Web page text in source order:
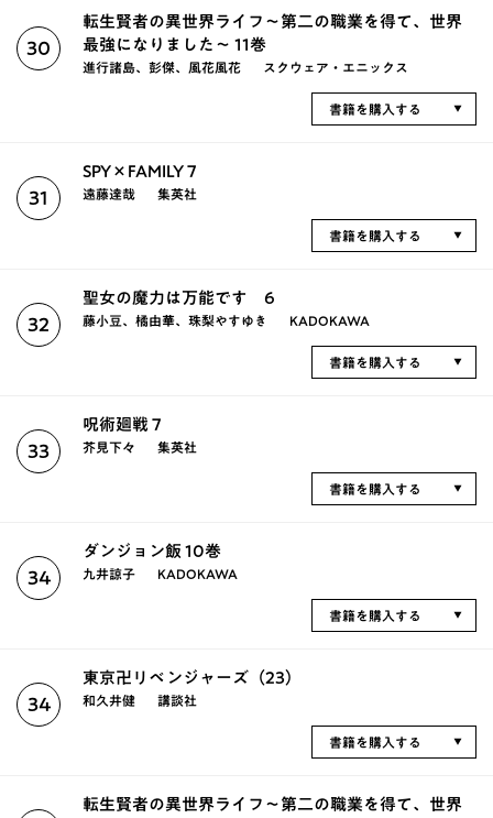
30
転生賢者の異世界ライフ～第二の職業を得て、世界
最強になりました～ 11巻
進行諸島、彭傑、風花風花 スクウェア・エニックス
書籍を購入する
31
SPY×FAMILY 7
遠藤達哉 集英社
書籍を購入する
32
聖女の魔力は万能です 6
藤小豆、橘由華、珠梨やすゆき KADOKAWA
書籍を購入する
33
呪術廻戦 7
芥見下々 集英社
書籍を購入する
34
ダンジョン飯 10巻
九井諒子 KADOKAWA
書籍を購入する
34
東京卍リベンジャーズ（23）
和久井健 講談社
書籍を購入する
転生賢者の異世界ライフ～第二の職業を得て、世界